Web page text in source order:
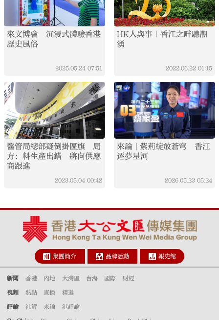
來文博會 沉浸式體驗香港
歷史風俗
2025.05.24 07:51
HK人與事｜香江之畔聽潮
湧
2022.06.22 01:15
醫管局總部疑倒掛區旗 局
方：料生產出錯 將向供應
商跟進
2023.05.04 00:42
來論 | 紫荊綻放蒼穹 香江
逐夢星河
2026.05.23 05:24
集團簡介 品牌活動 報史館
新聞 香港 內地 大灣區 台海 國際 財經
視頻 熱點 直播 精選
評論 社評 來論 港評論